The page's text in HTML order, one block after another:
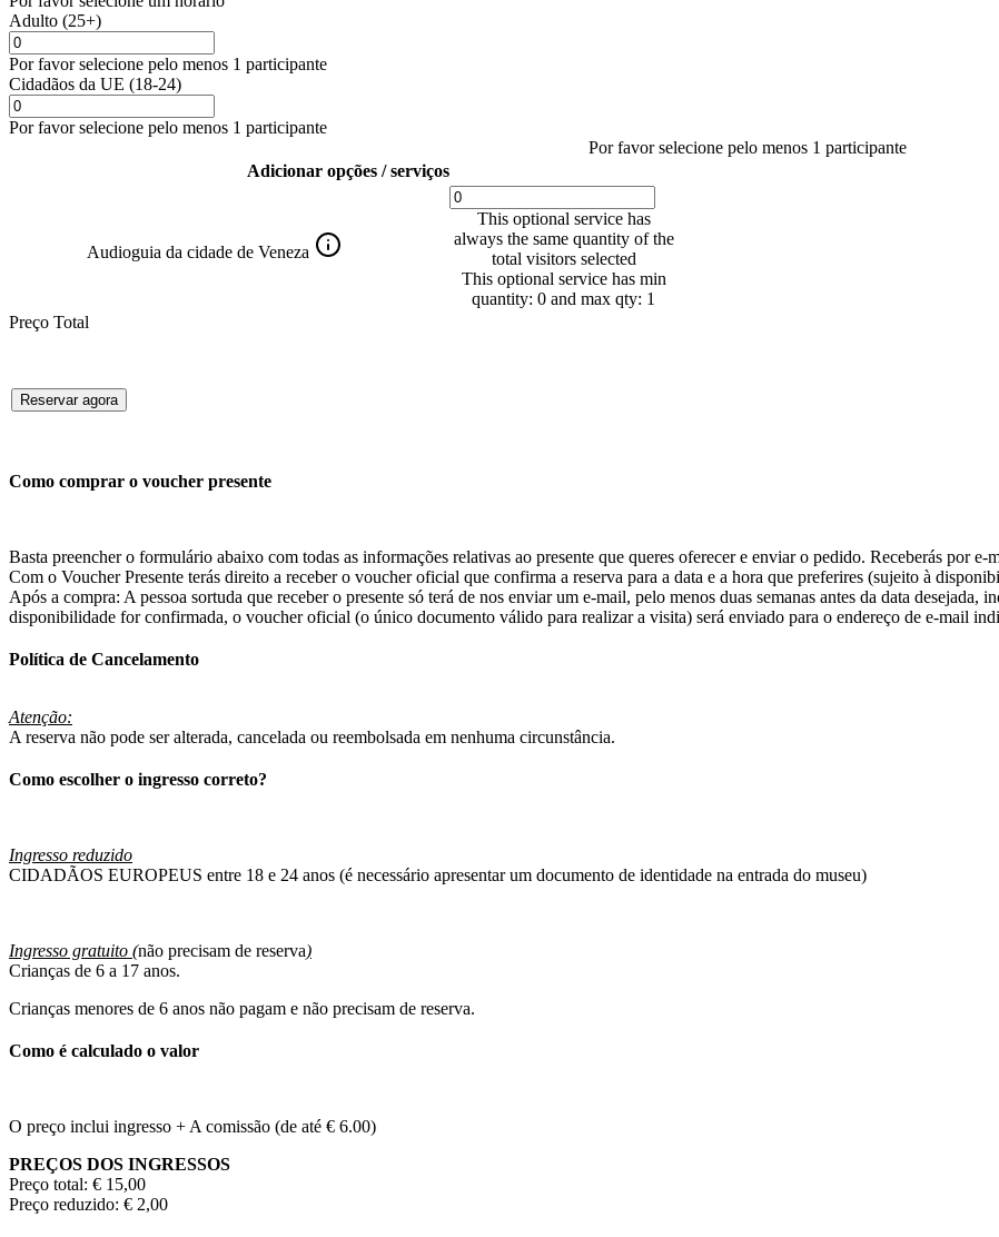
Adulto (25+)
Por favor selecione pelo menos 1 participante
Cidadãos da UE (18-24)
Por favor selecione pelo menos 1 participante
Por favor selecione pelo menos 1 participante
Adicionar opções / serviços
Audioguia da cidade de Veneza
This optional service has
always the same quantity of the
total visitors selected
This optional service has min
quantity: 0 and max qty: 1
Preço Total
Reservar agora
Como comprar o voucher presente
Basta preencher o formulário abaixo com todas as informações relativas ao presente que queres oferecer e enviar o pedido. Receberás por e-
Com o Voucher Presente terás direito a receber o voucher oficial que confirma a reserva para a data e a hora que preferires (sujeito à
Após a compra: A pessoa sortuda que receber o presente só terá de nos enviar um e-mail, pelo menos duas semanas antes da data desejada,
disponibilidade for confirmada, o voucher oficial (o único documento válido para realizar a visita) será enviado para o endereço de e-mail
Política de Cancelamento
Atenção:
A reserva não pode ser alterada, cancelada ou reembolsada em nenhuma circunstância.
Como escolher o ingresso correto?
Ingresso reduzido
CIDADÃOS EUROPEUS entre 18 e 24 anos (é necessário apresentar um documento de identidade na entrada do museu)
Ingresso gratuito (não precisam de reserva)
Crianças de 6 a 17 anos.
Crianças menores de 6 anos não pagam e não precisam de reserva.
Como é calculado o valor
O preço inclui ingresso + A comissão (de até € 6.00)
PREÇOS DOS INGRESSOS
Preço total: € 15,00
Preço reduzido: € 2,00